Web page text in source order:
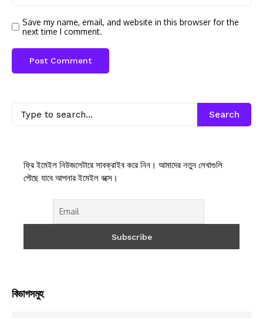
Save my name, email, and website in this browser for the
next time I comment.
Search
ফ্রি ইমেইল নিউজলেটারে সাবক্রাইব করে নিন। আমাদের নতুন লেখাগুলি
পৌছে যাবে আপনার ইমেইল বক্সে।
বিভাগসমুহ